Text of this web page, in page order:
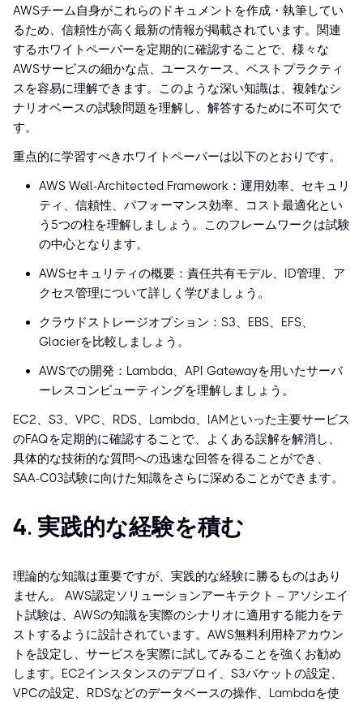
AWSチーム自身がこれらのドキュメントを作成・執筆してい
るため、信頼性が高く最新の情報が掲載されています。関連
するホワイトペーパーを定期的に確認することで、様々な
AWSサービスの細かな点、ユースケース、ベストプラクティ
スを容易に理解できます。このような深い知識は、複雑なシ
ナリオベースの試験問題を理解し、解答するために不可欠で
す。
重点的に学習すべきホワイトペーパーは以下のとおりです。
AWS Well-Architected Framework：運用効率、セキュリ
ティ、信頼性、パフォーマンス効率、コスト最適化とい
う5つの柱を理解しましょう。このフレームワークは試験
の中心となります。
AWSセキュリティの概要：責任共有モデル、ID管理、ア
クセス管理について詳しく学びましょう。
クラウドストレージオプション：S3、EBS、EFS、
Glacierを比較しましょう。
AWSでの開発：Lambda、API Gatewayを用いたサーバ
ーレスコンピューティングを理解しましょう。
EC2、S3、VPC、RDS、Lambda、IAMといった主要サービス
のFAQを定期的に確認することで、よくある誤解を解消し、
具体的な技術的な質問への迅速な回答を得ることができ、
SAA-C03試験に向けた知識をさらに深めることができます。
4. 実践的な経験を積む
理論的な知識は重要ですが、実践的な経験に勝るものはあり
ません。 AWS認定ソリューションアーキテクト – アソシエイ
ト試験は、AWSの知識を実際のシナリオに適用する能力をテ
ストするように設計されています。AWS無料利用枠アカウン
トを設定し、サービスを実際に試してみることを強くお勧め
します。EC2インスタンスのデプロイ、S3バケットの設定、
VPCの設定、RDSなどのデータベースの操作、Lambdaを使